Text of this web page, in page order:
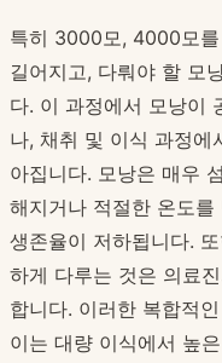
특히 3000모, 4000모
길어지고, 다뤄야 할 모
다. 이 과정에서 모낭이
나, 채취 및 이식 과정에
아집니다. 모낭은 매우
해지거나 적절한 온도
생존율이 저하됩니다.
하게 다루는 것은 의료
합니다. 이러한 복합적
이는 대량 이식에서 높